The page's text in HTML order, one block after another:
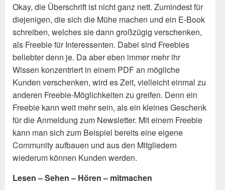
Okay, die Überschrift ist nicht ganz nett. Zumindest für
diejenigen, die sich die Mühe machen und ein E-Book
schreiben, welches sie dann großzügig verschenken,
als Freebie für Interessenten. Dabei sind Freebies
beliebter denn je. Da aber eben immer mehr ihr
Wissen konzentriert in einem PDF an mögliche
Kunden verschenken, wird es Zeit, vielleicht einmal zu
anderen Freebie-Möglichkeiten zu greifen. Denn ein
Freebie kann weit mehr sein, als ein kleines Geschenk
für die Anmeldung zum Newsletter. Mit einem Freebie
kann man sich zum Beispiel bereits eine eigene
Community aufbauen und aus den Mitgliedern
wiederum können Kunden werden.
Lesen – Sehen – Hören – mitmachen